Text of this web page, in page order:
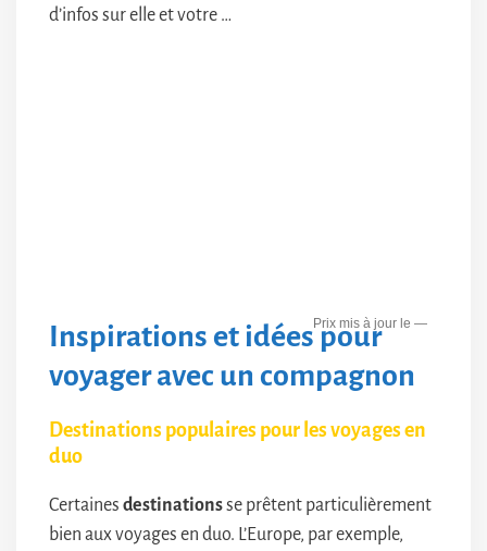
d’infos sur elle et votre …
—
Inspirations et idées pour
voyager avec un compagnon
Destinations populaires pour les voyages en
duo
Certaines destinationsse prêtent particulièrement
bien aux voyages en duo. L’Europe, par exemple,